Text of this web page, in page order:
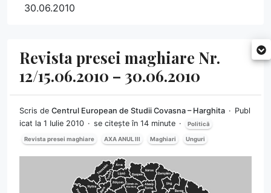
30.06.2010
Revista presei maghiare Nr.
12/15.06.2010 – 30.06.2010
Scris de Centrul European de Studii Covasna – Harghita
Publ
icat la 1 Iulie 2010
se citește în 14 minute Politică
Revista presei maghiare AXA ANUL III Maghiari Unguri